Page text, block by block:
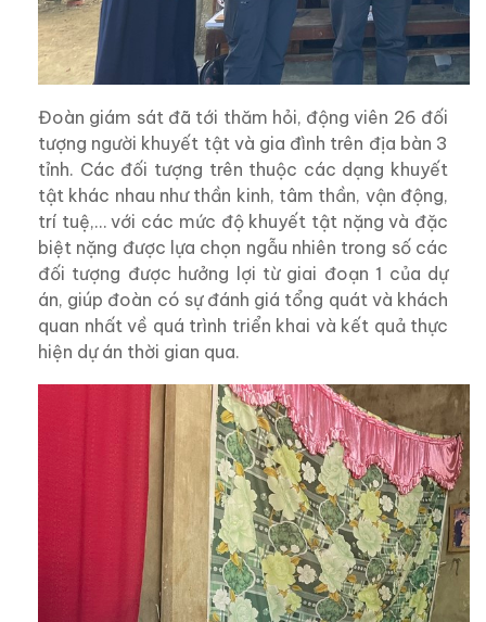
Đoàn giám sát đã tới thăm hỏi, động viên 26 đối
tượng người khuyết tật và gia đình trên địa bàn 3
tỉnh. Các đối tượng trên thuộc các dạng khuyết
tật khác nhau như thần kinh, tâm thần, vận động,
trí tuệ,… với các mức độ khuyết tật nặng và đặc
biệt nặng được lựa chọn ngẫu nhiên trong số các
đối tượng được hưởng lợi từ giai đoạn 1 của dự
án, giúp đoàn có sự đánh giá tổng quát và khách
quan nhất về quá trình triển khai và kết quả thực
hiện dự án thời gian qua.